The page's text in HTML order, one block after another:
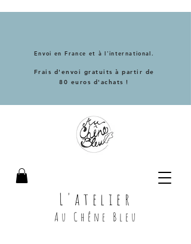
L'atelier
Au Chêne Bleu
Envoi en France et à l'international.
Frais d'envoi gratuits à partir de
80 euros d'achats !